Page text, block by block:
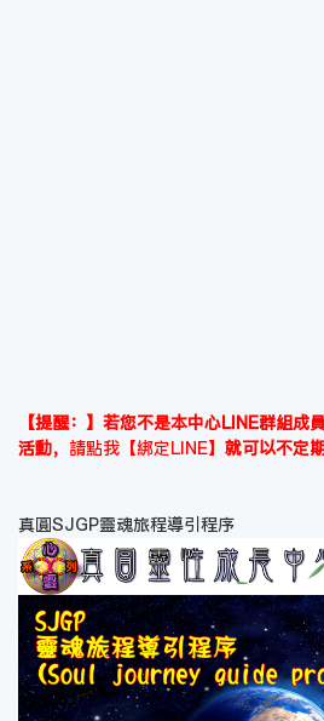
【提醒：】若您不是本中心LINE群組成
活動， 請點我【綁定LINE】 就可以不定
真圓SJGP靈魂旅程導引程序